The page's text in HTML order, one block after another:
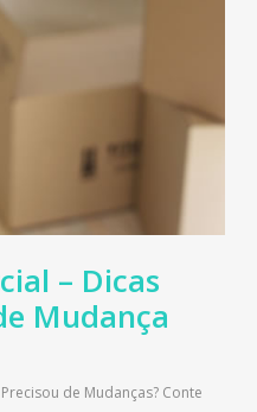
– Dicas
Mudança
de Mudanças? Conte